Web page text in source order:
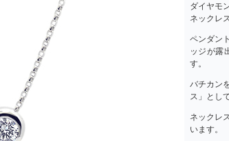
ダイヤモ
ネックレ
ペンダン
ッジが露
す。
バチカン
ス」とし
ネックレ
います。